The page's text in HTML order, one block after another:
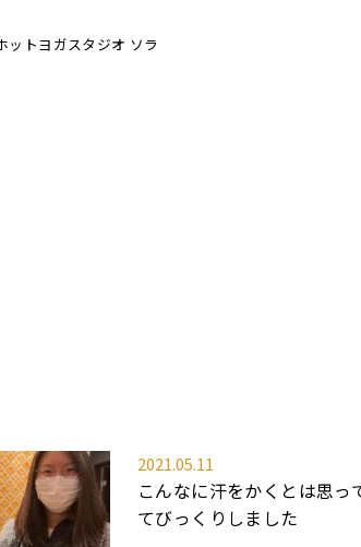
ットヨガスタジオ ソラ
2021.05.11
こんなに汗をかくとは思っ
てびっくりしました